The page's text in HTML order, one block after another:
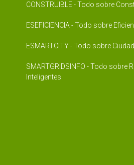
CONSTRUIBLE - Todo sobre
ESEFICIENCIA - Todo sobre
ESMARTCITY - Todo sobre
SMARTGRIDSINFO - Todo sobre
Inteligentes